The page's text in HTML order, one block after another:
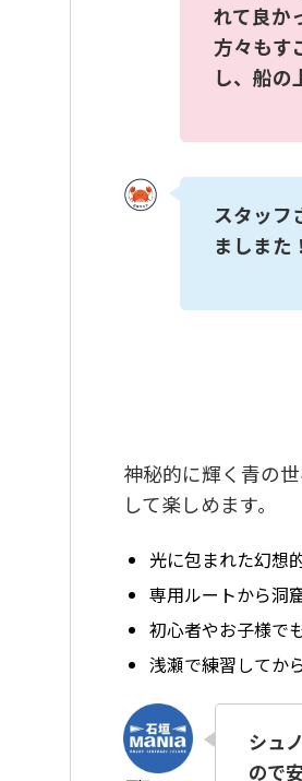
れて良か
方々もす
し、船の
スタッフ
ましまた！
神秘的に輝く青の
して楽しめます。
光に包まれた幻想
専用ルートから洞
初心者やお子様で
浅瀬で練習してか
シュ
ので